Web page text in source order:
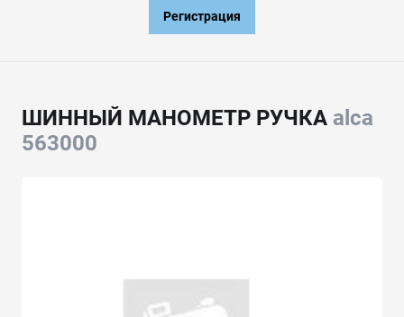
Регистрация
ШИННЫЙ МАНОМЕТР РУЧКА alca
563000